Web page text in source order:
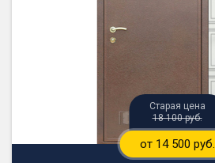
18 100 руб.
от 14 500 руб.